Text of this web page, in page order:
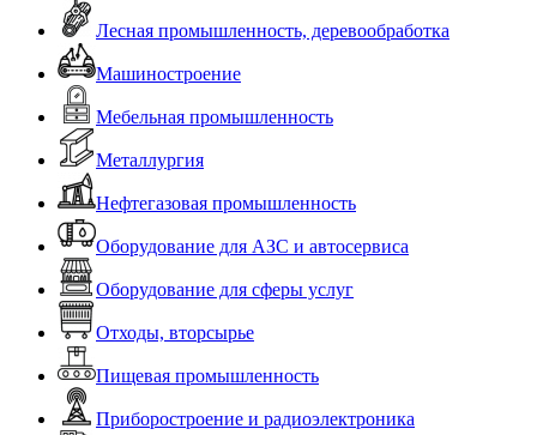
Лесная промышленность, деревообработка
Машиностроение
Мебельная промышленность
Металлургия
Нефтегазовая промышленность
Оборудование для АЗС и автосервиса
Оборудование для сферы услуг
Отходы, вторсырье
Пищевая промышленность
Приборостроение и радиоэлектроника